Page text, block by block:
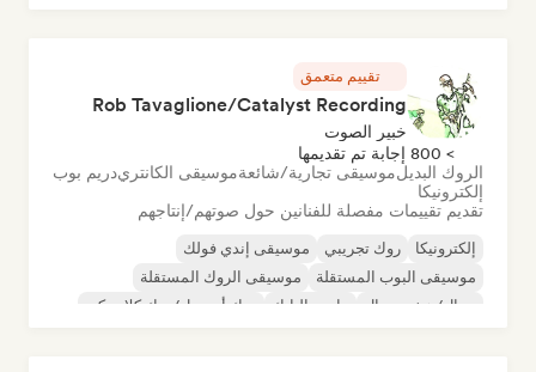
تقييم متعمق
Rob Tavaglione/Catalyst Recording
خبير الصوت
> 800 إجابة تم تقديمها
الروك البديلموسيقى تجارية/شائعةموسيقى الكانتريدريم بوب
إلكترونيكا
تقديم تقييمات مفصلة للفنانين حول صوتهم/إنتاجهم
إلكترونيكا روك تجريبي
موسيقى إندي فولك
موسيقى البوب المستقلة
موسيقى الروك المستقلة
ميتال/هيفي ميتال
ما بعد البانك روك أند رول/روك كلاسيكي